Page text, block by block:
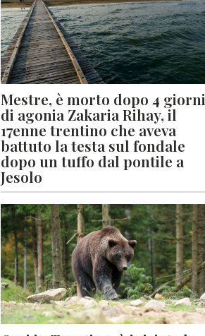
Mestre, è morto dopo 4 giorni
di agonia Zakaria Rihay, il
17enne trentino che aveva
battuto la testa sul fondale
dopo un tuffo dal pontile a
Jesolo